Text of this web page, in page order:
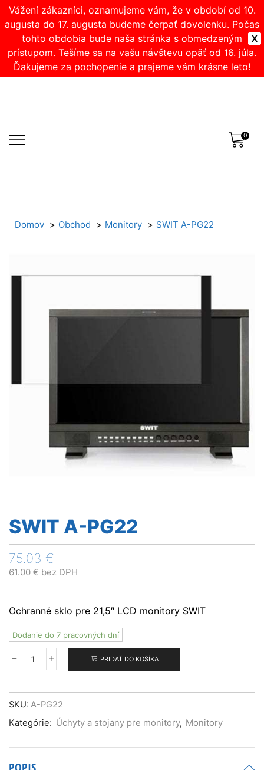
X
Vážení zákazníci, oznamujeme vám, že v období od 10.
augusta do 17. augusta budeme čerpať dovolenku. Počas
tohto obdobia bude naša stránka s obmedzeným
prístupom. Tešíme sa na vašu návštevu opäť od 16. júla.
Ďakujeme za pochopenie a prajeme vám krásne leto!
0
Domov Obchod Monitory SWIT A-PG22
SWIT A-PG22
75.03 €
61.00 € bez DPH
Ochranné sklo pre 21,5″ LCD monitory SWIT
Dodanie do 7 pracovných dní
množstvo
A-
PG22
PRIDAŤ DO KOŠÍKA
SKU: A-PG22
Kategórie: Úchyty a stojany pre monitory, Monitory